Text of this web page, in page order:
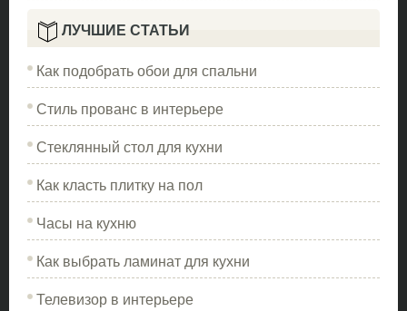
ЛУЧШИЕ СТАТЬИ
Как подобрать обои для спальни
Стиль прованс в интерьере
Стеклянный стол для кухни
Как класть плитку на пол
Часы на кухню
Как выбрать ламинат для кухни
Телевизор в интерьере